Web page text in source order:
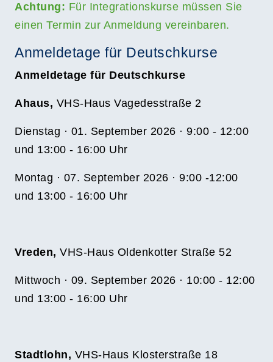
Achtung: Für Integrationskurse müssen Sie
einen Termin zur Anmeldung vereinbaren.
Anmeldetage für Deutschkurse
Anmeldetage für Deutschkurse
Ahaus, VHS-Haus Vagedesstraße 2
Dienstag · 01. September 2026 · 9:00 - 12:00
und 13:00 - 16:00 Uhr
Montag · 07. September 2026 · 9:00 -12:00
und 13:00 - 16:00 Uhr
Vreden, VHS-Haus Oldenkotter Straße 52
Mittwoch · 09. September 2026 · 10:00 - 12:00
und 13:00 - 16:00 Uhr
Stadtlohn, VHS-Haus Klosterstraße 18